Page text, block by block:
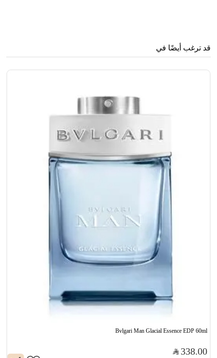
قد ترغب أيضًا في
Bvlgari Man Glacial Essence EDP 60ml
338.00